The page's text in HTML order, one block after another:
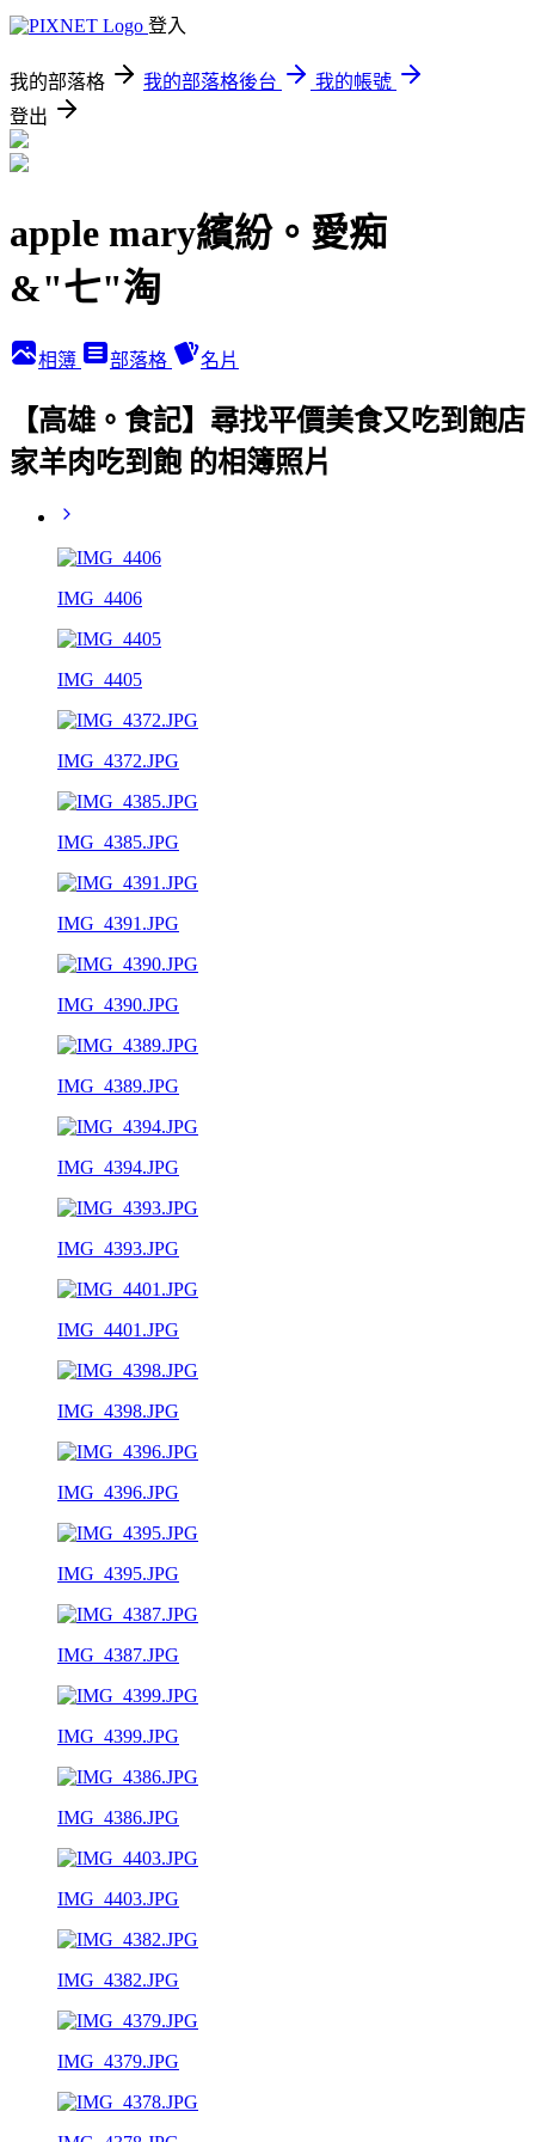
登入
我的部落格 我的部落格後台
我的帳號
登出
apple mary繽紛。愛痴
&"七"淘
相簿 部落格 名片
【高雄。食記】尋找平價美食又吃到飽店
家羊肉吃到飽 的相簿照片
IMG_4406
IMG_4405
IMG_4372.JPG
IMG_4385.JPG
IMG_4391.JPG
IMG_4390.JPG
IMG_4389.JPG
IMG_4394.JPG
IMG_4393.JPG
IMG_4401.JPG
IMG_4398.JPG
IMG_4396.JPG
IMG_4395.JPG
IMG_4387.JPG
IMG_4399.JPG
IMG_4386.JPG
IMG_4403.JPG
IMG_4382.JPG
IMG_4379.JPG